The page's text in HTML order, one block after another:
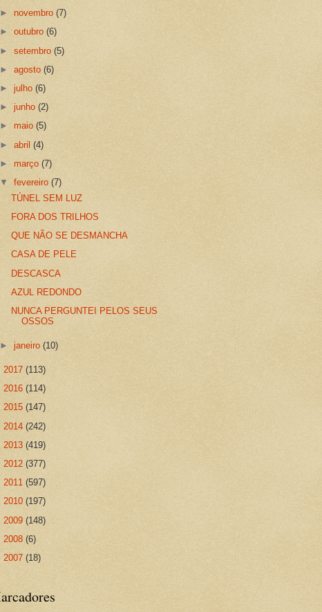
►novembro(7)
►outubro(6)
►setembro(5)
►agosto(6)
►julho(6)
►junho(2)
►maio(5)
►abril(4)
►março(7)
▼fevereiro(7)
TÚNEL SEM LUZ
FORA DOS TRILHOS
QUE NÃO SE DESMANCHA
CASA DE PELE
DESCASCA
AZUL REDONDO
NUNCA PERGUNTEI PELOS SEUS
OSSOS
►janeiro(10)
2017 (113)
2016 (114)
2015 (147)
2014 (242)
2013 (419)
2012 (377)
2011 (597)
2010 (197)
2009 (148)
2008 (6)
2007 (18)